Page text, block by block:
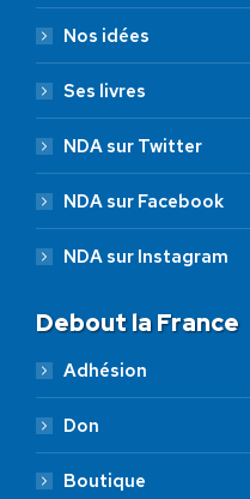
Nos idées
Ses livres
NDA sur Twitter
NDA sur Facebook
NDA sur Instagram
Debout la France
Adhésion
Don
Boutique